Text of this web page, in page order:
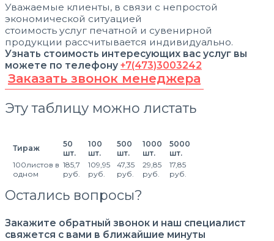
Уважаемые клиенты, в связи с непростой
экономической ситуацией
стоимость услуг печатной и сувенирной
продукции рассчитывается индивидуально.
Узнать стоимость интересующих вас услуг вы
можете по телефону +7(473)3003242
Заказать звонок менеджера
Эту таблицу можно листать
Тираж
50
шт.
100
шт.
500
шт.
1000
шт.
5000
шт.
100листов в
одном
185,7
руб.
109,95
руб.
47,35
руб.
29,85
руб.
17,85
руб.
Остались вопросы?
Закажите обратный звонок и наш специалист
свяжется с вами в ближайшие минуты